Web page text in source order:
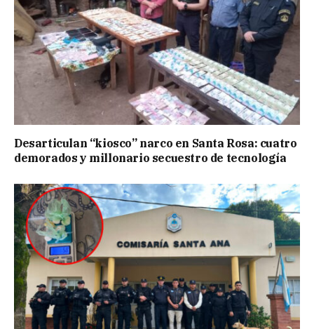
Desarticulan “kiosco” narco en Santa Rosa: cuatro
demorados y millonario secuestro de tecnología